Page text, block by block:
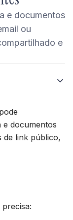
e documentos
ou
e
documentos
de link público,